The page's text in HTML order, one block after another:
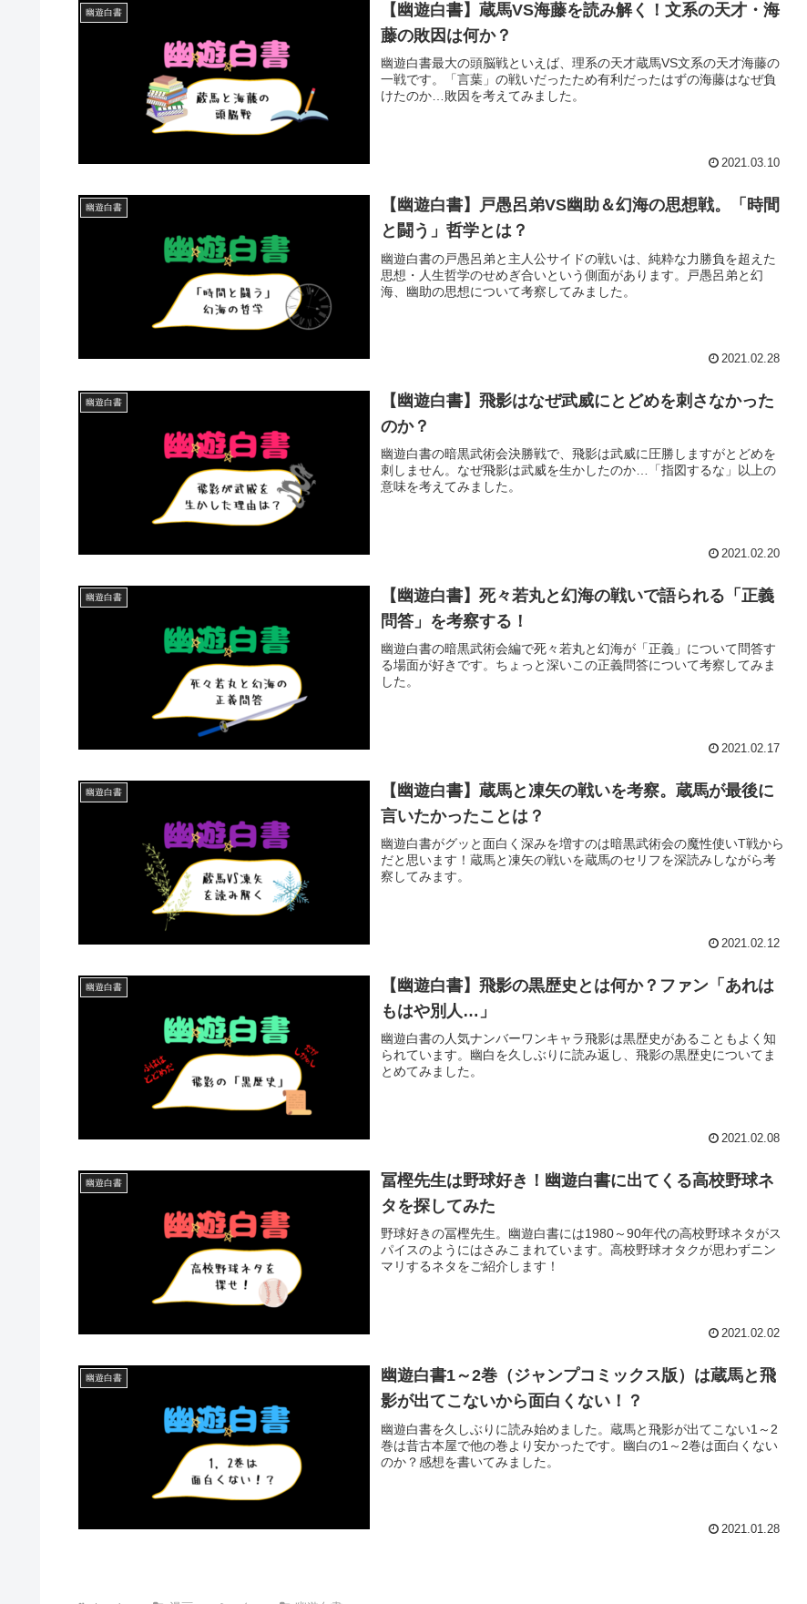
幽遊白書
【幽遊白書】蔵馬VS海藤を読み解く！文系の天才・海
藤の敗因は何か？
幽遊白書最大の頭脳戦といえば、理系の天才蔵馬VS文系の天才海藤の
一戦です。「言葉」の戦いだったため有利だったはずの海藤はなぜ負
けたのか…敗因を考えてみました。
2021.03.10
幽遊白書
【幽遊白書】戸愚呂弟VS幽助＆幻海の思想戦。「時間
と闘う」哲学とは？
幽遊白書の戸愚呂弟と主人公サイドの戦いは、純粋な力勝負を超えた
思想・人生哲学のせめぎ合いという側面があります。戸愚呂弟と幻
海、幽助の思想について考察してみました。
2021.02.28
幽遊白書
【幽遊白書】飛影はなぜ武威にとどめを刺さなかった
のか？
幽遊白書の暗黒武術会決勝戦で、飛影は武威に圧勝しますがとどめを
刺しません。なぜ飛影は武威を生かしたのか…「指図するな」以上の
意味を考えてみました。
2021.02.20
幽遊白書
【幽遊白書】死々若丸と幻海の戦いで語られる「正義
問答」を考察する！
幽遊白書の暗黒武術会編で死々若丸と幻海が「正義」について問答す
る場面が好きです。ちょっと深いこの正義問答について考察してみま
した。
2021.02.17
幽遊白書
【幽遊白書】蔵馬と凍矢の戦いを考察。蔵馬が最後に
言いたかったことは？
幽遊白書がグッと面白く深みを増すのは暗黒武術会の魔性使いT戦から
だと思います！蔵馬と凍矢の戦いを蔵馬のセリフを深読みしながら考
察してみます。
2021.02.12
幽遊白書
【幽遊白書】飛影の黒歴史とは何か？ファン「あれは
もはや別人…」
幽遊白書の人気ナンバーワンキャラ飛影は黒歴史があることもよく知
られています。幽白を久しぶりに読み返し、飛影の黒歴史についてま
とめてみました。
2021.02.08
幽遊白書
冨樫先生は野球好き！幽遊白書に出てくる高校野球ネ
タを探してみた
野球好きの冨樫先生。幽遊白書には1980～90年代の高校野球ネタがス
パイスのようにはさみこまれています。高校野球オタクが思わずニン
マリするネタをご紹介します！
2021.02.02
幽遊白書
幽遊白書1～2巻（ジャンプコミックス版）は蔵馬と飛
影が出てこないから面白くない！？
幽遊白書を久しぶりに読み始めました。蔵馬と飛影が出てこない1～2
巻は昔古本屋で他の巻より安かったです。幽白の1～2巻は面白くない
のか？感想を書いてみました。
2021.01.28